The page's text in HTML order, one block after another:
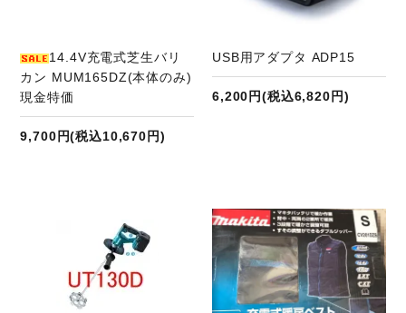
14.4V充電式芝生バリ
カン MUM165DZ(本体のみ)
現金特価
9,700円(税込10,670円)
USB用アダプタ ADP15
6,200円(税込6,820円)